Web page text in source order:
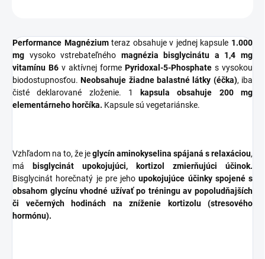
Performance Magnéziumteraz obsahuje v jednej kapsule 1.000
mg vysoko vstrebateľného magnézia bisglycinátu a 1,4 mg
vitamínu B6 v aktívnej forme Pyridoxal-5-Phosphate s vysokou
biodostupnosťou.Neobsahuje žiadne balastné látky (éčka), iba
čisté deklarované zloženie. 1
kapsula obsahuje 200 mg
elementárneho horčíka. Kapsule sú vegetariánske.
Vzhľadom na to, že jeglycín aminokyselina spájaná s relaxáciou,
má
bisglycinát upokojujúci, kortizol zmierňujúci účinok.
Bisglycinát horečnatý je pre jehoupokojujúce účinky spojené s
obsahom glycínu vhodné užívať po tréningu av popoludňajších
či večerných hodinách na zníženie kortizolu (stresového
hormónu).